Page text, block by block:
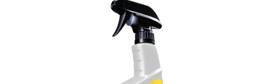
DÁRKOVÉ SADY A POUKAZY